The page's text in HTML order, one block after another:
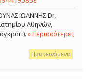
ΙΩΑΝΝΗΣ Dr,
Αθηνών,
» Περισσότερες
Προτεινόμενα